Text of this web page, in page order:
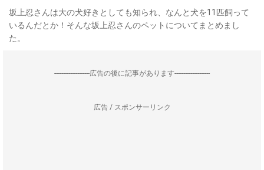
坂上忍さんは大の犬好きとしても知られ、なんと犬を11匹飼って
いるんだとか！そんな坂上忍さんのペットについてまとめまし
た。
--------------------広告の後に記事があります--------------------
広告 / スポンサーリンク